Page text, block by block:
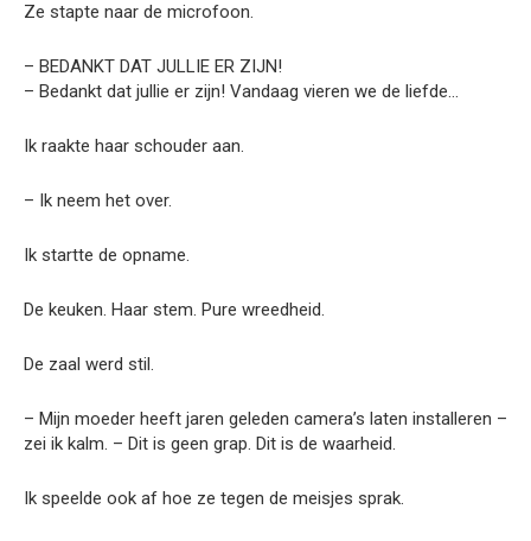
Ze stapte naar de microfoon.
– BEDANKT DAT JULLIE ER ZIJN!
– Bedankt dat jullie er zijn! Vandaag vieren we de liefde…
Ik raakte haar schouder aan.
– Ik neem het over.
Ik startte de opname.
De keuken. Haar stem. Pure wreedheid.
De zaal werd stil.
– Mijn moeder heeft jaren geleden camera’s laten installeren –
zei ik kalm. – Dit is geen grap. Dit is de waarheid.
Ik speelde ook af hoe ze tegen de meisjes sprak.